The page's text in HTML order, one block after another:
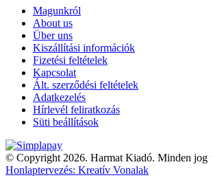
Magunkról
About us
Über uns
Kiszállítási információk
Fizetési feltételek
Kapcsolat
Ált. szerződési feltételek
Adatkezelés
Hírlevél feliratkozás
Süti beállítások
© Copyright 2026. Harmat Kiadó. Minden jog
Honlaptervezés: Kreatív Vonalak